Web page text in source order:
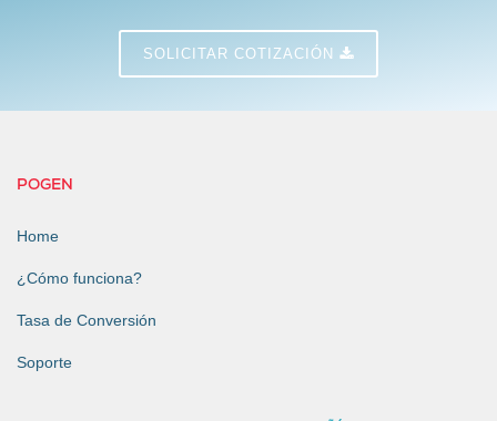
SOLICITAR COTIZACIÓN
POGEN
Home
¿Cómo funciona?
Tasa de Conversión
Soporte